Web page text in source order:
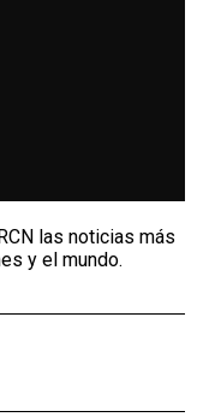
las noticias más
y el mundo.